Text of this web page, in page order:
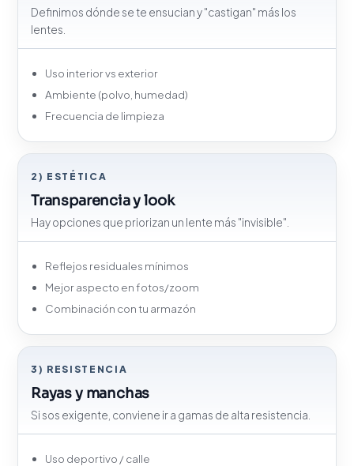
Definimos dónde se te ensucian y "castigan" más los
lentes.
Uso interior vs exterior
Ambiente (polvo, humedad)
Frecuencia de limpieza
2) ESTÉTICA
Transparencia y look
Hay opciones que priorizan un lente más "invisible".
Reflejos residuales mínimos
Mejor aspecto en fotos/zoom
Combinación con tu armazón
3) RESISTENCIA
Rayas y manchas
Si sos exigente, conviene ir a gamas de alta resistencia.
Uso deportivo / calle